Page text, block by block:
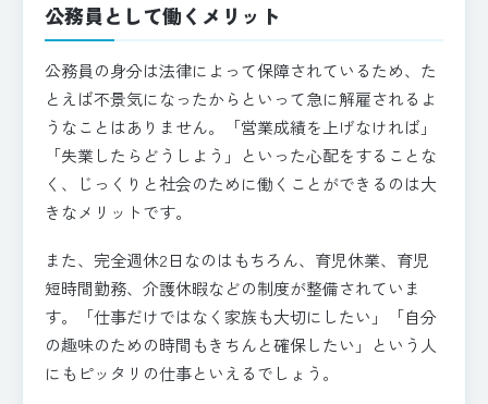
公務員として働くメリット
公務員の身分は法律によって保障されているため、た
とえば不景気になったからといって急に解雇されるよ
うなことはありません。「営業成績を上げなければ」
「失業したらどうしよう」といった心配をすることな
く、じっくりと社会のために働くことができるのは大
きなメリットです。
また、完全週休2日なのはもちろん、育児休業、育児
短時間勤務、介護休暇などの制度が整備されていま
す。「仕事だけではなく家族も大切にしたい」「自分
の趣味のための時間もきちんと確保したい」という人
にもピッタリの仕事といえるでしょう。